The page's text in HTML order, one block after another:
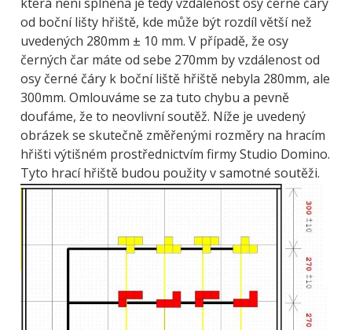
od boční lišty hřiště, kde může být rozdíl větší než
uvedených 280mm ± 10 mm. V případě, že osy
černých čar máte od sebe 270mm by vzdálenost od
osy černé čáry k boční liště hřiště nebyla 280mm, ale
300mm. Omlouváme se za tuto chybu a pevně
doufáme, že to neovlivní soutěž. Níže je uvedený
obrázek se skutečně změřenými rozměry na hracím
hřišti výtišném prostřednictvím firmy Studio Domino.
Tyto hrací hřiště budou použity v samotné soutěži.